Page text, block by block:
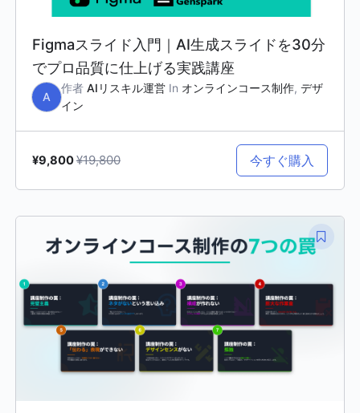
Figmaスライド入門｜AI生成スライドを30分
でプロ品質に仕上げる実践講座
A
作者 AIリスキル運営In オンラインコース制作, デザ
イン
¥9,800¥19,800 今すぐ購入